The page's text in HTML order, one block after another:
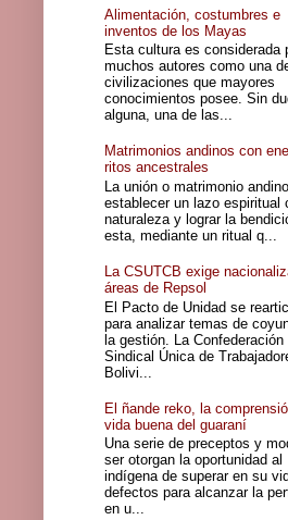
Alimentación, costumbres e
inventos de los Mayas
Esta cultura es considerada
muchos autores como una
civilizaciones que mayores
conocimientos posee. Sin
alguna, una de las...
Matrimonios andinos con
ritos ancestrales
La unión o matrimonio
establecer un lazo espiritual
naturaleza y lograr la
esta, mediante un ritual q...
La CSUTCB exige
áreas de Repsol
El Pacto de Unidad se
para analizar temas de
la gestión. La Confederación
Sindical Única de
Bolivi...
El ñande reko, la
vida buena del guaraní
Una serie de preceptos y
ser otorgan la oportunidad al
indígena de superar en su
defectos para alcanzar la
en u...